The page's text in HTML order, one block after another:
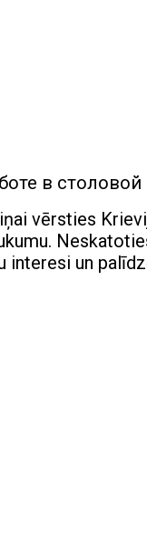
vērsties
interesi un